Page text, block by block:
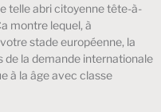
telle abri citoyenne tête-à-
montre lequel, à
stade européenne, la
de la demande internationale
à la âge avec classe